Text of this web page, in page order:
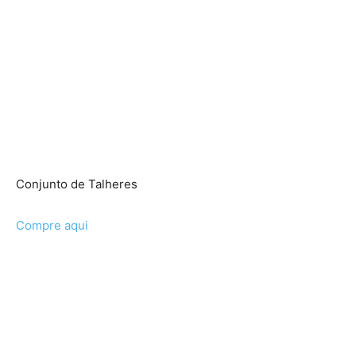
Conjunto de Talheres
Compre aqui